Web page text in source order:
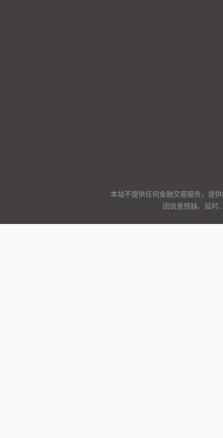
本站不提供任何金融交易服务，提
因信息残缺、延时